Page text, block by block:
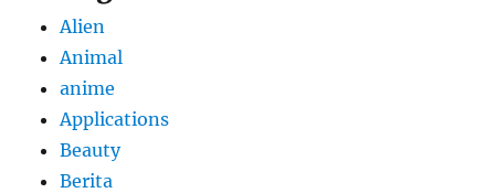
Alien
Animal
anime
Applications
Beauty
Berita